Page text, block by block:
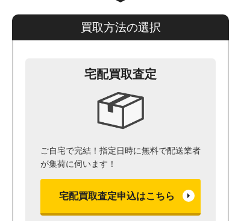
買取方法の選択
宅配買取査定
ご自宅で完結！指定日時に無料で配送業者
が集荷に伺います！
宅配買取査定申込はこちら